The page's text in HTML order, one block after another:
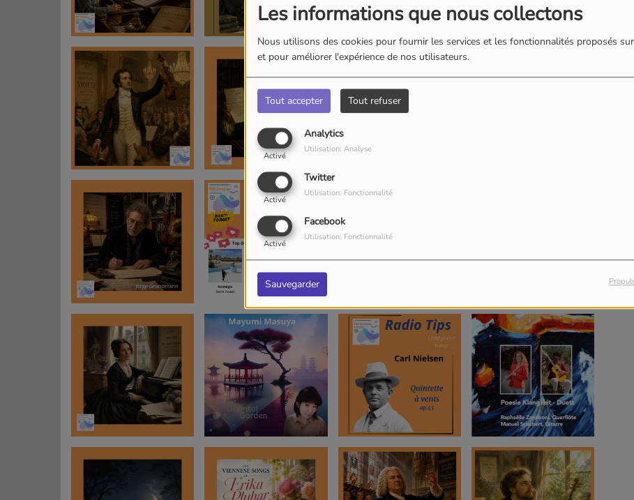
Les informations que nous collectons
Nous utilisons des cookies pour fournir les services et les fonctionnalités proposés
et pour améliorer l'expérience de nos utilisateurs.
Tout accepter Tout refuser
Analytics
Activé
Utilisation: Analyse
Twitter
Activé
Utilisation: Fonctionnalité
Facebook
Activé
Utilisation: Fonctionnalité
Sauvegarder